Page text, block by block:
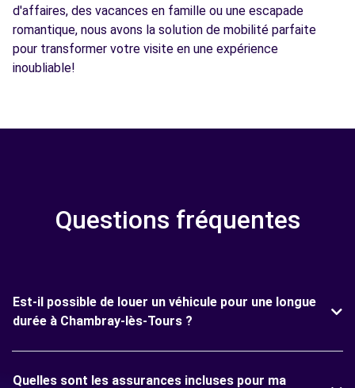
d'affaires, des vacances en famille ou une escapade
romantique, nous avons la solution de mobilité parfaite
pour transformer votre visite en une expérience
inoubliable!
Questions fréquentes
Est-il possible de louer un véhicule pour une longue
durée à Chambray-lès-Tours ?
Quelles sont les assurances incluses pour ma